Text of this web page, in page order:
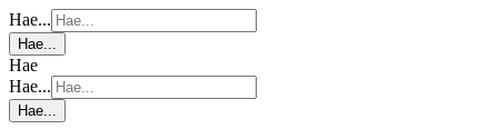
Hae...
Hae...
Hae
Hae...
Hae...